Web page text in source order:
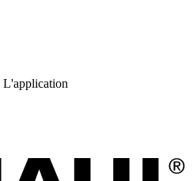
L'application